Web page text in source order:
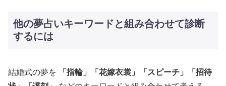
他の夢占いキーワードと組み合わせて診断
するには
結婚式の夢を
「指輪」「花嫁衣裳」「スピーチ」「招待